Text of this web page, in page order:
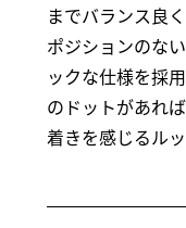
までバランス良
ポジションのな
ックな仕様を採
のドットがあれ
着きを感じるル